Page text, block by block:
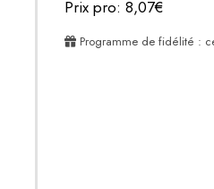
Prix pro: 8,07€
Programme de fidélité :